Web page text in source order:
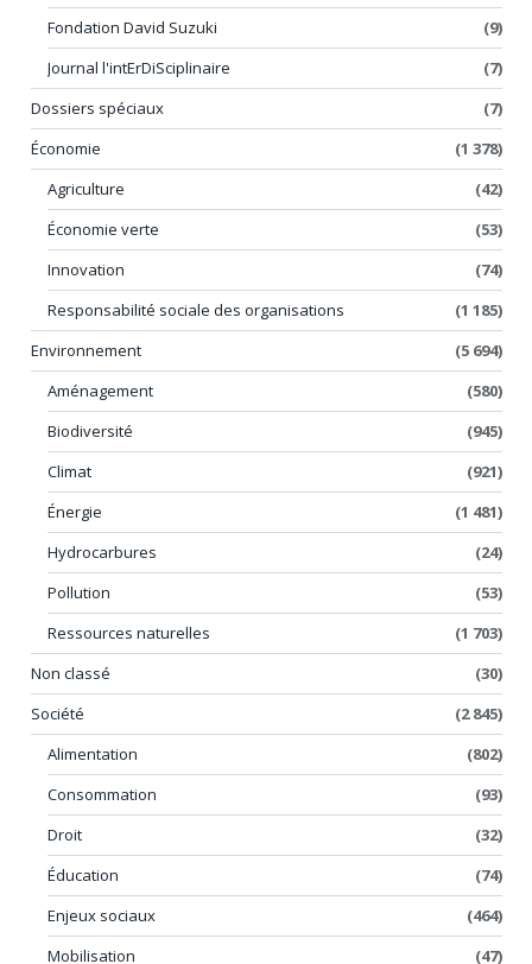
Fondation David Suzuki
(9)
Journal l'intErDiSciplinaire
(7)
Dossiers spéciaux
(7)
Économie
(1 378)
Agriculture
(42)
Économie verte
(53)
Innovation
(74)
Responsabilité sociale des organisations
(1 185)
Environnement
(5 694)
Aménagement
(580)
Biodiversité
(945)
Climat
(921)
Énergie
(1 481)
Hydrocarbures
(24)
Pollution
(53)
Ressources naturelles
(1 703)
Non classé
(30)
Société
(2 845)
Alimentation
(802)
Consommation
(93)
Droit
(32)
Éducation
(74)
Enjeux sociaux
(464)
Mobilisation
(47)